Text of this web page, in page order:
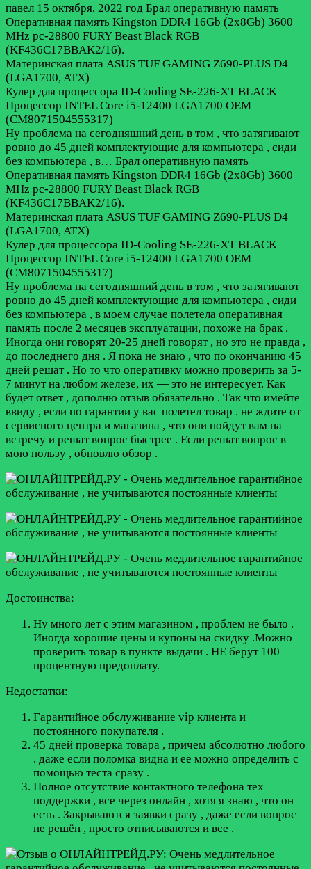
павел 15 октября, 2022 год Брал оперативную память
Оперативная память Kingston DDR4 16Gb (2x8Gb) 3600
MHz pc-28800 FURY Beast Black RGB
(KF436C17BBAK2/16).
Материнская плата ASUS TUF GAMING Z690-PLUS D4
(LGA1700, ATX)
Кулер для процессора ID-Cooling SE-226-XT BLACK
Процессор INTEL Core i5-12400 LGA1700 OEM
(CM8071504555317)
Ну проблема на сегодняшний день в том , что затягивают
ровно до 45 дней комплектующие для компьютера , сиди
без компьютера , в… Брал оперативную память
Оперативная память Kingston DDR4 16Gb (2x8Gb) 3600
MHz pc-28800 FURY Beast Black RGB
(KF436C17BBAK2/16).
Материнская плата ASUS TUF GAMING Z690-PLUS D4
(LGA1700, ATX)
Кулер для процессора ID-Cooling SE-226-XT BLACK
Процессор INTEL Core i5-12400 LGA1700 OEM
(CM8071504555317)
Ну проблема на сегодняшний день в том , что затягивают
ровно до 45 дней комплектующие для компьютера , сиди
без компьютера , в моем случае полетела оперативная
память после 2 месяцев эксплуатации, похоже на брак .
Иногда они говорят 20-25 дней говорят , но это не правда ,
до последнего дня . Я пока не знаю , что по окончанию 45
дней решат . Но то что оперативку можно проверить за 5-
7 минут на любом железе, их — это не интересует. Как
будет ответ , дополню отзыв обязательно . Так что имейте
ввиду , если по гарантии у вас полетел товар . не ждите от
сервисного центра и магазина , что они пойдут вам на
встречу и решат вопрос быстрее . Если решат вопрос в
мою пользу , обновлю обзор .
Достоинства:
Ну много лет с этим магазином , проблем не было .
Иногда хорошие цены и купоны на скидку .Можно
проверить товар в пункте выдачи . НЕ берут 100
процентную предоплату.
Недостатки:
Гарантийное обслуживание vip клиента и
постоянного покупателя .
45 дней проверка товара , причем абсолютно любого
. даже если поломка видна и ее можно определить с
помощью теста сразу .
Полное отсутствие контактного телефона тех
поддержки , все через онлайн , хотя я знаю , что он
есть . Закрываются заявки сразу , даже если вопрос
не решён , просто отписываются и все .